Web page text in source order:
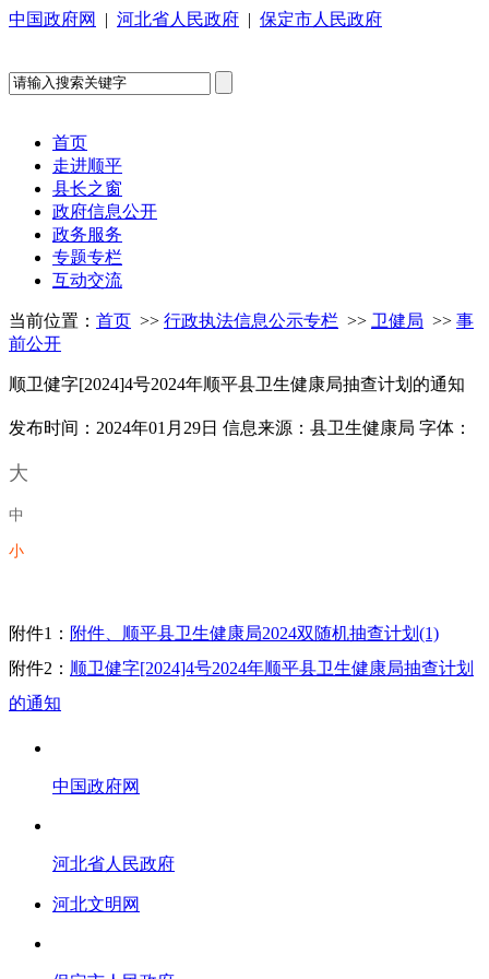
中国政府网 | 河北省人民政府 | 保定市人民政府
首页
走进顺平
县长之窗
政府信息公开
政务服务
专题专栏
互动交流
当前位置： 首页 >> 行政执法信息公示专栏 >> 卫健局 >> 事
前公开
顺卫健字[2024]4号2024年顺平县卫生健康局抽查计划的通知
发布时间：2024年01月29日 信息来源：县卫生健康局 字体：
大
中
小
附件1： 附件、顺平县卫生健康局2024双随机抽查计划(1)
附件2： 顺卫健字[2024]4号2024年顺平县卫生健康局抽查计划
的通知
中国政府网
河北省人民政府
河北文明网